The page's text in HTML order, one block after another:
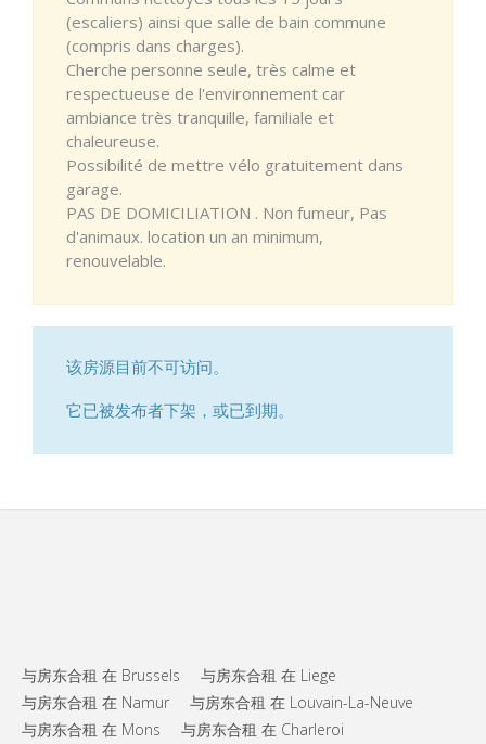
(escaliers) ainsi que salle de bain commune
(compris dans charges).
Cherche personne seule, très calme et
respectueuse de l'environnement car
ambiance très tranquille, familiale et
chaleureuse.
Possibilité de mettre vélo gratuitement dans
garage.
PAS DE DOMICILIATION . Non fumeur, Pas
d'animaux. location un an minimum,
renouvelable.
该房源目前不可访问。
它已被发布者下架，或已到期。
与房东合租 在 Brussels
与房东合租 在 Liege
与房东合租 在 Namur
与房东合租 在 Louvain-La-Neuve
与房东合租 在 Mons
与房东合租 在 Charleroi